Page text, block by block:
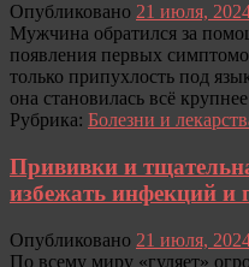
Опубликовано 21 июля,
Мужчина обратился за
появления первых
только припухлость под
она становилась всё
Рубрика: Болезни и
Прививки и
избежать инфекций и
Опубликовано 21 июля,
По всему миру «гуляет»